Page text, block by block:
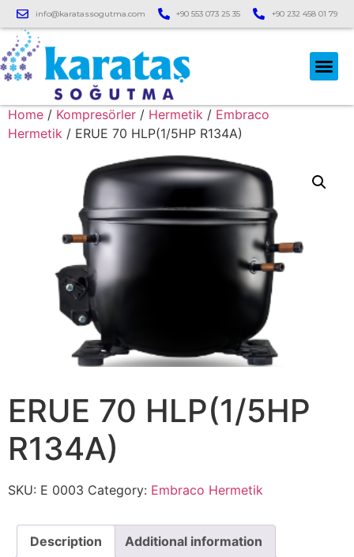
info@karatassogutma.com +90 553 073 25 35 +90 232 458 01 79
Home / Kompresörler / Hermetik / Embraco
Hermetik / ERUE 70 HLP(1/5HP R134A)
ERUE 70 HLP(1/5HP
R134A)
SKU: E 0003 Category: Embraco Hermetik
Description Additional information